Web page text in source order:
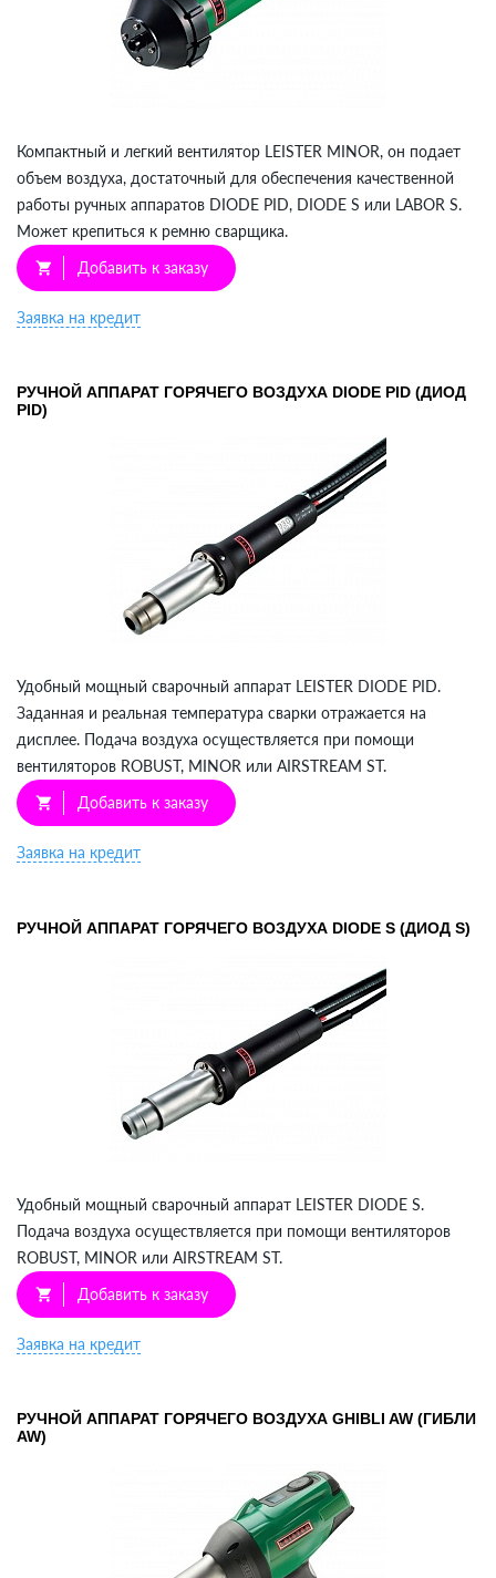
Компактный и легкий вентилятор LEISTER MINOR, он подает
объем воздуха, достаточный для обеспечения качественной
работы ручных аппаратов DIODE PID, DIODE S или LABOR S.
Может крепиться к ремню сварщика.
shopping_cart Добавить к заказу
Заявка на кредит
РУЧНОЙ АППАРАТ ГОРЯЧЕГО ВОЗДУХА DIODE PID (ДИОД
PID)
Удобный мощный сварочный аппарат LEISTER DIODE PID.
Заданная и реальная температура сварки отражается на
дисплее. Подача воздуха осуществляется при помощи
вентиляторов ROBUST, MINOR или AIRSTREAM ST.
shopping_cart Добавить к заказу
Заявка на кредит
РУЧНОЙ АППАРАТ ГОРЯЧЕГО ВОЗДУХА DIODE S (ДИОД S)
Удобный мощный сварочный аппарат LEISTER DIODE S.
Подача воздуха осуществляется при помощи вентиляторов
ROBUST, MINOR или AIRSTREAM ST.
shopping_cart Добавить к заказу
Заявка на кредит
РУЧНОЙ АППАРАТ ГОРЯЧЕГО ВОЗДУХА GHIBLI AW (ГИБЛИ
AW)